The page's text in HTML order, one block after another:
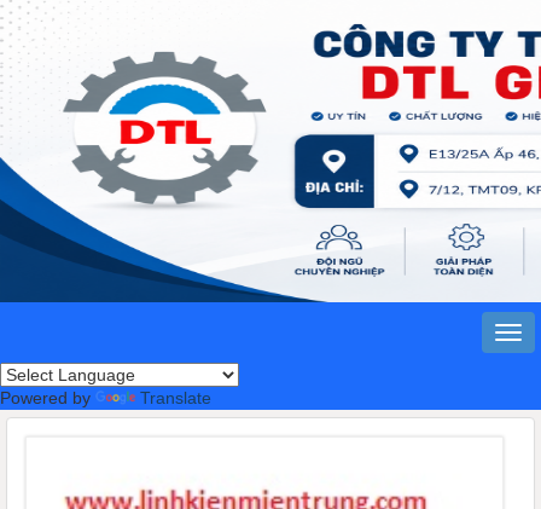
Powered by Translate